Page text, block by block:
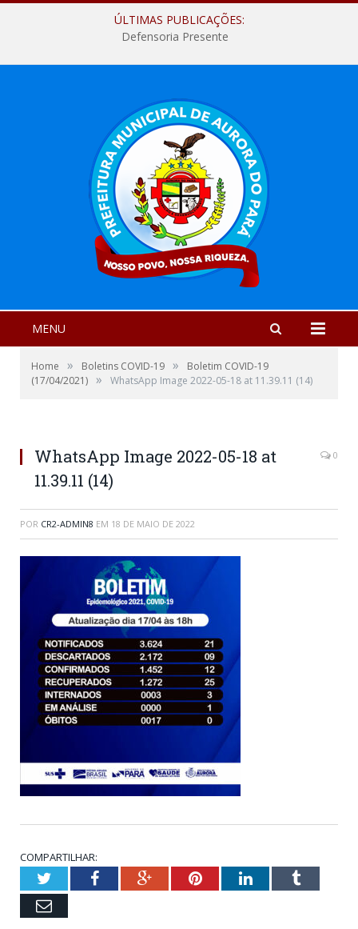
ÚLTIMAS PUBLICAÇÕES:
Defensoria Presente
MENU
Home » Boletins COVID-19 »
Boletim COVID-19
(17/04/2021) » WhatsApp Image 2022-05-18 at 11.39.11 (14)
WhatsApp Image 2022-05-18 at
11.39.11 (14)
0
POR CR2-ADMIN8 EM 18 DE MAIO DE 2022
COMPARTILHAR:
TwitterFacebookGoogle+PinterestLinkedInTumblr
Email